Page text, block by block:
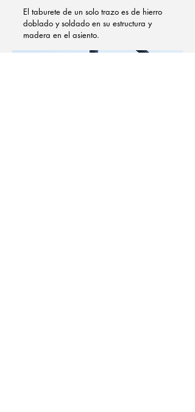
El taburete de un solo trazo es de hierro
doblado y soldado en su estructura y
madera en el asiento.